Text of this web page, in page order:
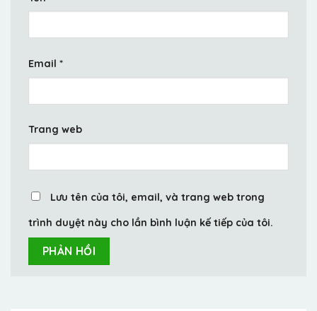
Email *
Trang web
Lưu tên của tôi, email, và trang web trong
trình duyệt này cho lần bình luận kế tiếp của tôi.